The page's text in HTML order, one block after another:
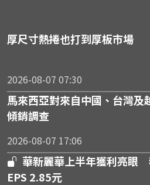
厚尺寸熱捲也打到厚板市場
2026-08-07 07:30
馬來西亞對來自中國、台灣及
傾銷調查
2026-08-07 17:06
華新麗華上半年獲利亮眼
EPS 2.85元